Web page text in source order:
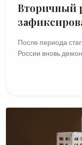
Вторичный
После периода
России вновь